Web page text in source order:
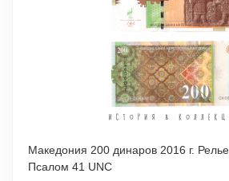
Македония 200 динаров 2016 г.
Псалом 41 UNC